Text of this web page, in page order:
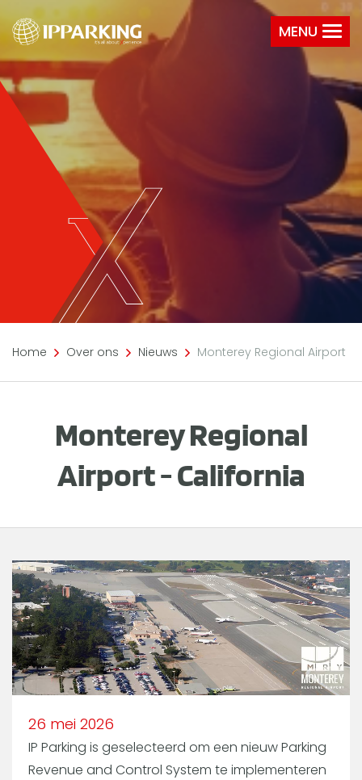
MENU
Home Over ons Nieuws Monterey Regional Airport
Monterey Regional
Airport - California
26 mei 2026
IP Parking is geselecteerd om een nieuw Parking
Revenue and Control System te implementeren